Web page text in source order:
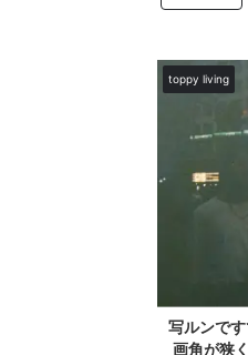
った写真が真っ暗になったし
た。さようなら3700円。<